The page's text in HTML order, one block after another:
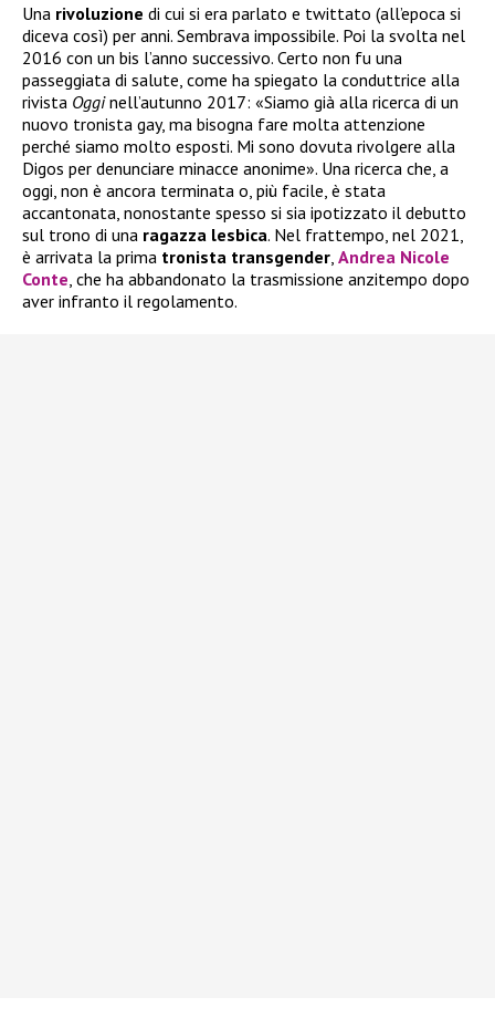
Una rivoluzione di cui si era parlato e twittato (all’epoca si
diceva così) per anni. Sembrava impossibile. Poi la svolta nel
2016 con un bis l’anno successivo. Certo non fu una
passeggiata di salute, come ha spiegato la conduttrice alla
rivista Ogginell’autunno 2017: «Siamo già alla ricerca di un
nuovo tronista gay, ma bisogna fare molta attenzione
perché siamo molto esposti. Mi sono dovuta rivolgere alla
Digos per denunciare minacce anonime». Una ricerca che, a
oggi, non è ancora terminata o, più facile, è stata
accantonata, nonostante spesso si sia ipotizzato il debutto
sul trono di una ragazza lesbica. Nel frattempo, nel 2021,
è arrivata la prima tronista transgender Andrea Nicole
Conte , che ha abbandonato la trasmissione anzitempo dopo
aver infranto il regolamento.